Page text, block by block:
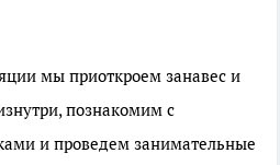
мы приоткроем занавес и
познакомим с
и проведем занимательные